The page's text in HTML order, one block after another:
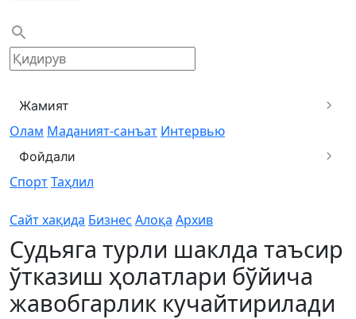
Жамият
Олам Маданият-санъат Интервью
Фойдали
СпортТаҳлил
Сайт хақида Бизнес Алоқа Архив
Судьяга турли шаклда таъсир
ўтказиш ҳолатлари бўйича
жавобгарлик кучайтирилади